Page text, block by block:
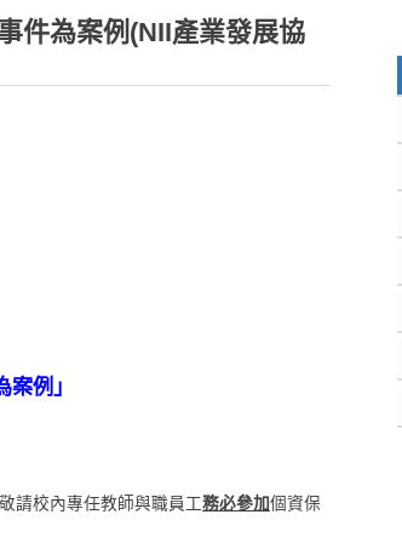
件為案例(NII產業發展協
例」
請校內專任教師與職員工務必參加個資保